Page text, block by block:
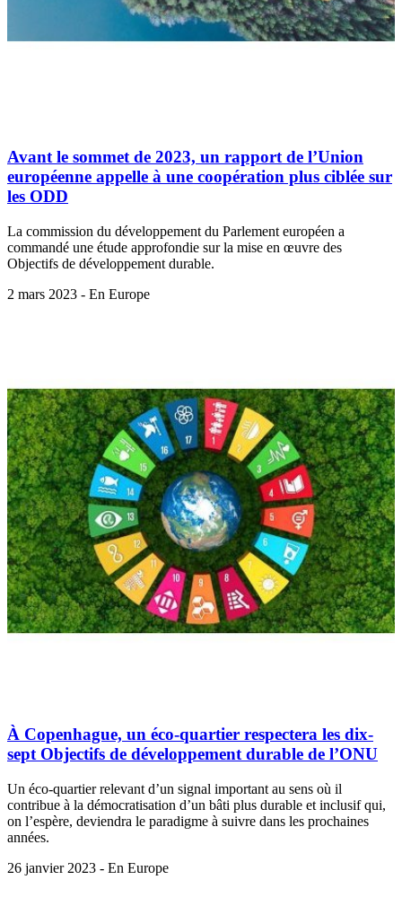
Avant le sommet de 2023, un rapport de l’Union
européenne appelle à une coopération plus ciblée sur
les ODD
La commission du développement du Parlement européen a
commandé une étude approfondie sur la mise en œuvre des
Objectifs de développement durable.
2 mars 2023 - En Europe
À Copenhague, un éco-quartier respectera les dix-
sept Objectifs de développement durable de l’ONU
Un éco-quartier relevant d’un signal important au sens où il
contribue à la démocratisation d’un bâti plus durable et inclusif qui,
on l’espère, deviendra le paradigme à suivre dans les prochaines
années.
26 janvier 2023 - En Europe